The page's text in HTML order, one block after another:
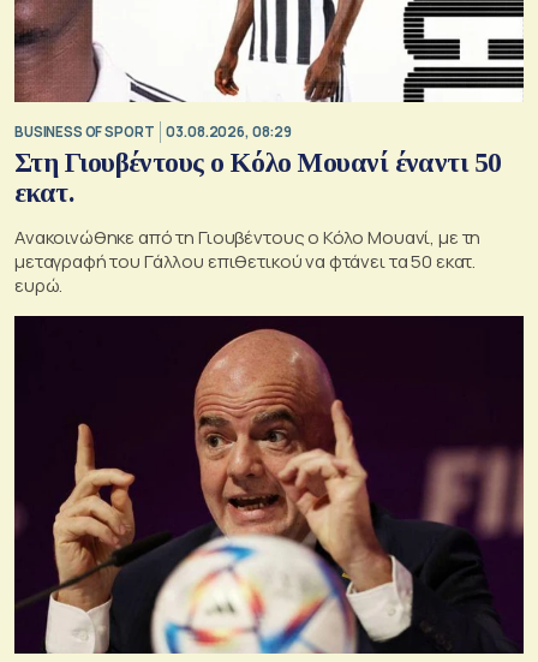
BUSINESS OF SPORT 03.08.2026, 08:29
Στη Γιουβέντους ο Κόλο Μουανί έναντι 50
εκατ.
Ανακοινώθηκε από τη Γιουβέντους ο Κόλο Μουανί, με τη
μεταγραφή του Γάλλου επιθετικού να φτάνει τα 50 εκατ.
ευρώ.